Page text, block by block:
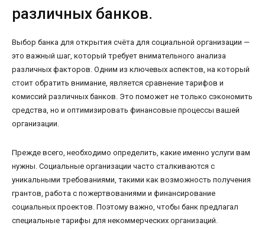
различных банков.
Выбор банка для открытия счёта для социальной организации —
это важный шаг, который требует внимательного анализа
различных факторов. Одним из ключевых аспектов, на который
стоит обратить внимание, является сравнение тарифов и
комиссий различных банков. Это поможет не только сэкономить
средства, но и оптимизировать финансовые процессы вашей
организации.
Прежде всего, необходимо определить, какие именно услуги вам
нужны. Социальные организации часто сталкиваются с
уникальными требованиями, такими как возможность получения
грантов, работа с пожертвованиями и финансирование
социальных проектов. Поэтому важно, чтобы банк предлагал
специальные тарифы для некоммерческих организаций.